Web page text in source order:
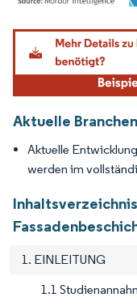
Bild © Mordor Intelligence.
Aktuelle
Aktuelle
werden im
1. EINLEITUNG
1.1